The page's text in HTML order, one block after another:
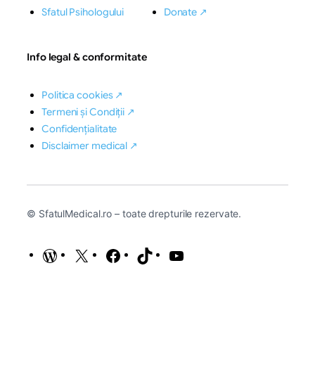
Sfatul Psihologului
Donate ↗
Info legal & conformitate
Politica cookies ↗
Termeni și Condiții ↗
Confidențialitate
Disclaimer medical ↗
© SfatulMedical.ro – toate drepturile rezervate.
WordPress
X Facebook
TikTok